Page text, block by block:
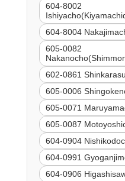
604-8002
604-8004
605-0082
602-0861
605-0006
605-0071
605-0087
604-0904
604-0991
604-0906